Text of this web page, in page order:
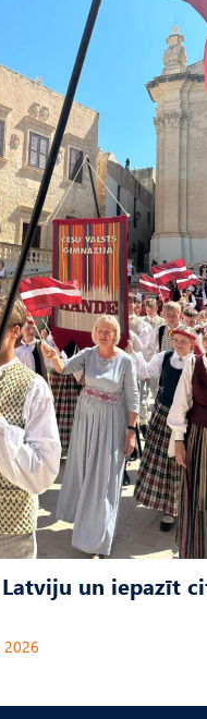
un iepazīt
2026